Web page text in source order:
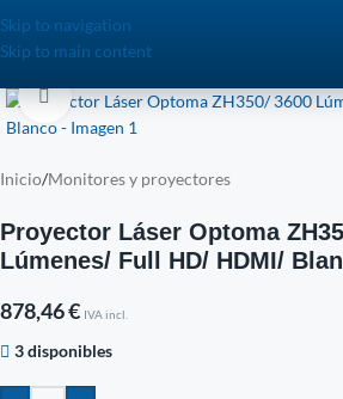
Skip to navigation
Skip to main content
Click to enlarge
Inicio/Monitores y proyectores
Proyector Láser Optoma
Lúmenes/ Full HD/ HDMI/
878,46€ IVA incl.
3 disponibles